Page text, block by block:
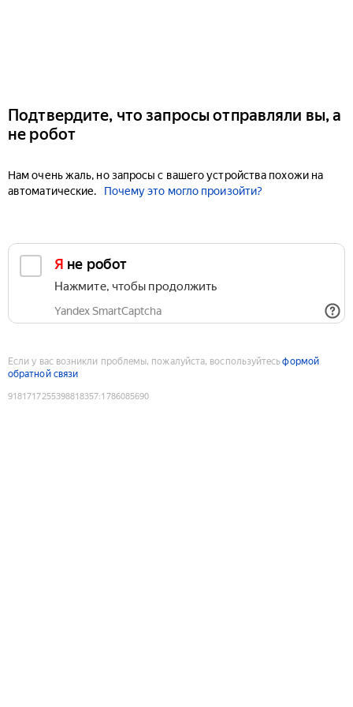
Подтвердите, что запросы отправляли вы, а
не робот
Нам очень жаль, но запросы с вашего устройства похожи на
автоматические.
Почему это могло произойти?
Я не робот
Нажмите, чтобы продолжить
Yandex SmartCaptcha
Если у вас возникли проблемы, пожалуйста, воспользуйтесьформой
обратной связи
9181717255398818357:1786085690